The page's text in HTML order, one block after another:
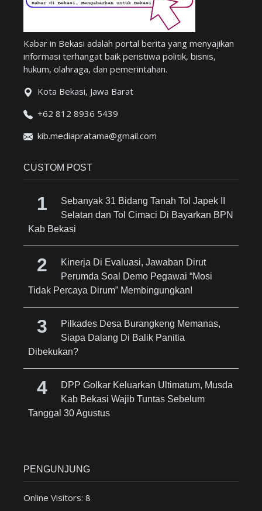
Kabar in Bekasi adalah portal berita yang menyajikan
informasi terhangat baik peristiwa politik, bisnis,
hukum, olahraga, dan pemerintahan.
Kota Bekasi, Jawa Barat
+62 812 8936 5439
kib.mediapratama@gmail.com
CUSTOM POST
Sebanyak 31 Bidang Tanah Tol Japek II
Selatan dan Tol Cimaci Di Bayarkan BPN
Kab Bekasi
Kinerja Di Evaluasi, Jawaban Dirut
Perumda Soal Demo Pegawai “Mosi
Tidak Percaya Dirum” Membingungkan!
Pilkades Desa Burangkeng Memanas,
Siapa Dalang Di Balik Panitia
Dibekukan?
DPP Golkar Keluarkan Ultimatum, Musda
Kab Bekasi Wajib Tuntas Sebelum
Tanggal 30 Agustus
PENGUNJUNG
Online Visitors: 8